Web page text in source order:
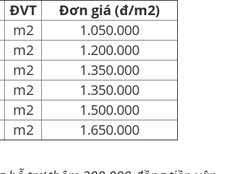
ĐVT
Đơn giá (đ/m2)
m2
1.050.000
m2
1.200.000
m2
1.350.000
m2
1.350.000
m2
1.500.000
m2
1.650.000